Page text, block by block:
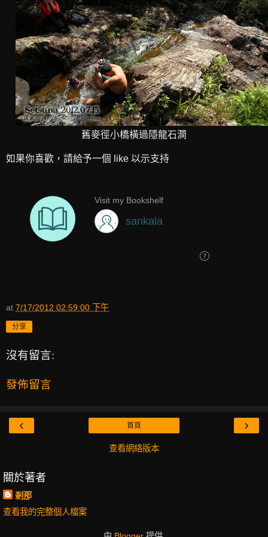
舊麥徑小橋橫過隱龍石澗
如果你喜歡，請給予一個 like 以示支持
at 7/17/2012 02:59:00 下午
分享
沒有留言:
發佈留言
‹ ›
首頁
查看網絡版本
關於著者
剎那
查看我的完整個人檔案